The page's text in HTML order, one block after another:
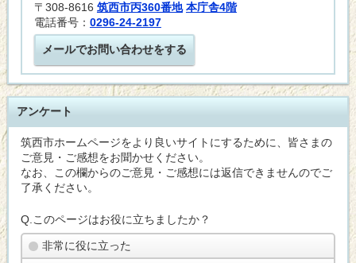
〒308-8616 筑西市丙360番地 本庁舎4階
電話番号： 0296-24-2197
メールでお問い合わせをする
アンケート
筑西市ホームページをより良いサイトにするために、皆さまの
ご意見・ご感想をお聞かせください。
なお、この欄からのご意見・ご感想には返信できませんのでご
了承ください。
Q.このページはお役に立ちましたか？
非常に役に立った